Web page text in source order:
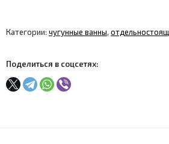
Категории: чугунные ванны,
Поделиться в соцсетях: